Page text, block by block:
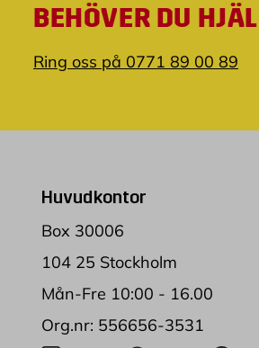
BEHÖVER DU
Ring oss på 0771 89 00 89
Huvudkontor
Box 30006
104 25 Stockholm
Mån-Fre 10:00 - 16.00
Org.nr: 556656-3531